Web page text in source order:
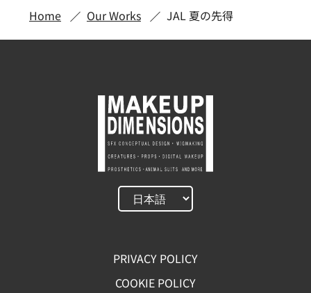
Home Our Works JAL 夏の先得
PRIVACY POLICY
COOKIE POLICY